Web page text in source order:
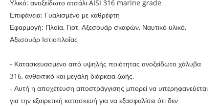
Υλικό: ανοξείδωτο ατσάλι AISI 316 marine grade
Επιφάνεια: Γυαλισμένο με καθρέφτη
Εφαρμογή: Πλοία, Γιοτ, Αξεσουάρ σκαφών, Ναυτικό υλικό,
Αξεσουάρ Ιστιοπλοΐας
- Κατασκευασμένο από υψηλής ποιότητας ανοξείδωτο χάλυβα
316, ανθεκτικό και μεγάλη διάρκεια ζωής.
- Αυτή η αποχέτευση αποστράγγισης μπορεί να υπερηφανεύεται
για την εξαιρετική κατασκευή για να εξασφαλίσει ότι δεν